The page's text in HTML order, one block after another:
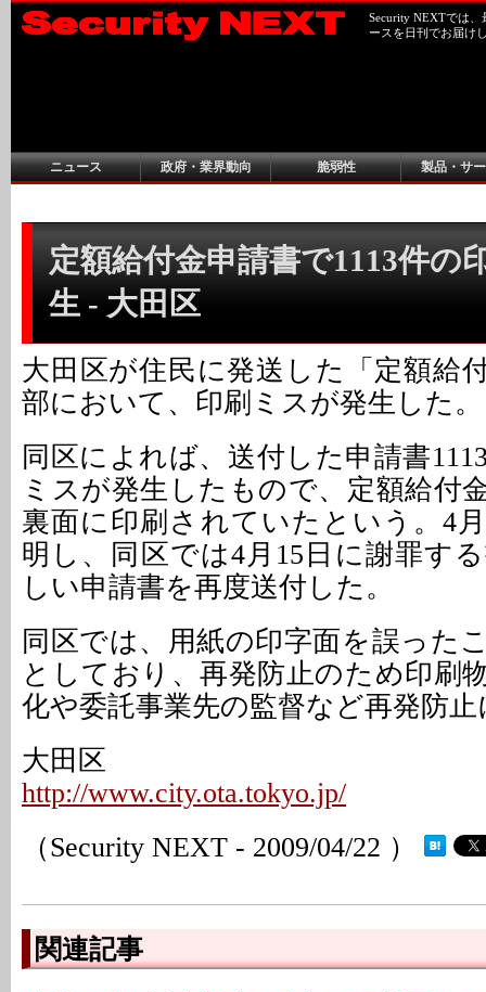
Security NEXTでは
ースを日刊でお届け
ニュース 政府・業界動向 脆弱性 製品・サ
定額給付金申請書で1113件の
生 - 大田区
大田区が住民に発送した「定額給
部において、印刷ミスが発生した。
同区によれば、送付した申請書
ミスが発生したもので、定額給付
裏面に印刷されていたという。4
明し、同区では4月15日に謝罪す
しい申請書を再度送付した。
同区では、用紙の印字面を誤った
としており、再発防止のため印刷
化や委託事業先の監督など再発防
大田区
http://www.city.ota.tokyo.jp/
（Security NEXT - 2009/04/22 ）
関連記事